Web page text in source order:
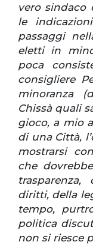
vero sindaco
le
passaggi
eletti in
poca
consigliere
minoranza
Chissà quali
gioco, a mio
di una Città,
mostrarsi
che
diritti, della
tempo,
politica
non si riesce